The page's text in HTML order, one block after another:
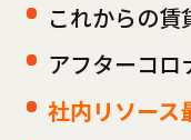
これからの
アフターコロ
社内リソース